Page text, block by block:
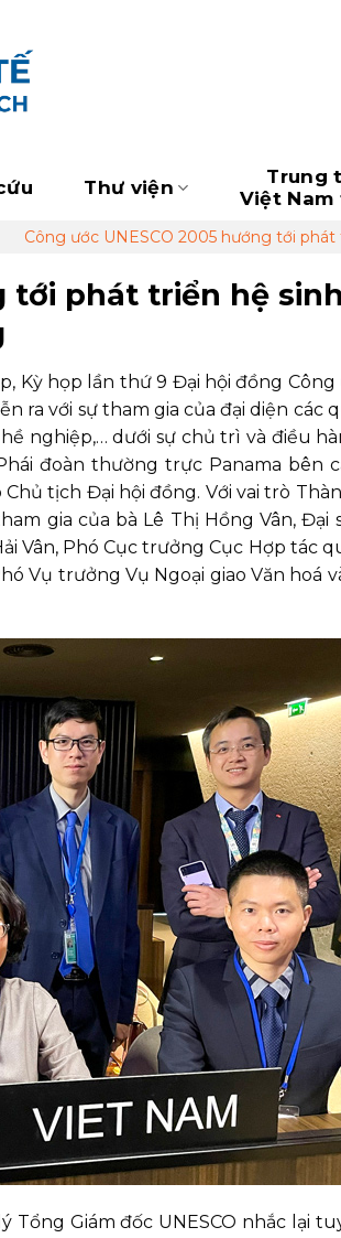
Thư viện
Trung
Việt
Công ước UNESCO 2005 hướng tới
tới phát triển hệ
Kỳ họp lần thứ 9 Đại hội đồng
ra với sự tham gia của đại diện các
nghiệp,… dưới sự chủ trì và điều
đoàn thường trực Panama bên
tịch Đại hội đồng. Với vai trò
gia của bà Lê Thị Hồng Vân, Đại
Vân, Phó Cục trưởng Cục Hợp tác
Vụ trưởng Vụ Ngoại giao Văn hoá
Tổng Giám đốc UNESCO nhắc lại